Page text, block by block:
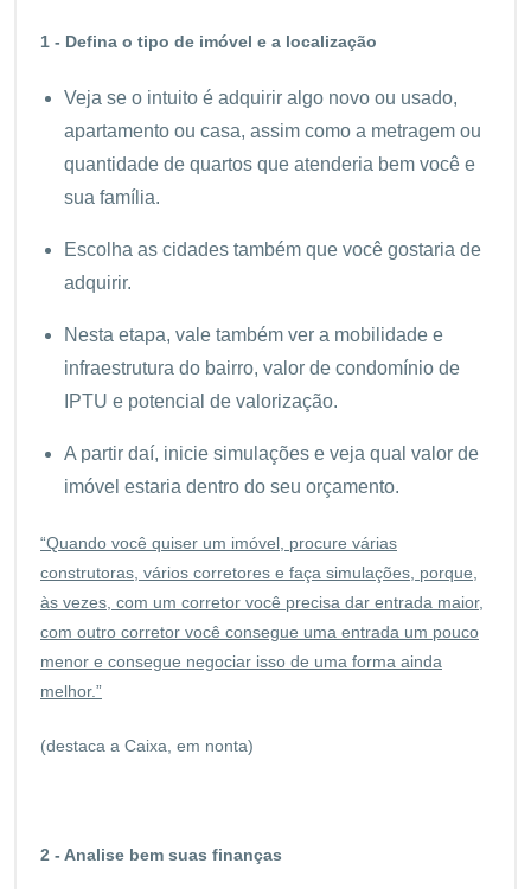
1 - Defina o tipo de imóvel e a localização
Veja se o intuito é adquirir algo novo ou usado,
apartamento ou casa, assim como a metragem ou
quantidade de quartos que atenderia bem você e
sua família.
Escolha as cidades também que você gostaria de
adquirir.
Nesta etapa, vale também ver a mobilidade e
infraestrutura do bairro, valor de condomínio de
IPTU e potencial de valorização.
A partir daí, inicie simulações e veja qual valor de
imóvel estaria dentro do seu orçamento.
“Quando você quiser um imóvel, procure várias
construtoras, vários corretores e faça simulações, porque,
às vezes, com um corretor você precisa dar entrada maior,
com outro corretor você consegue uma entrada um pouco
menor e consegue negociar isso de uma forma ainda
melhor.”
(destaca a Caixa, em nonta)
2 - Analise bem suas finanças